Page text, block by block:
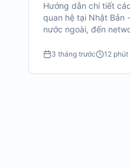
Hướng dẫn chi tiết
quan hệ tại Nhật
nước ngoài, đến
xa nhà.
3 tháng trước 12 phút